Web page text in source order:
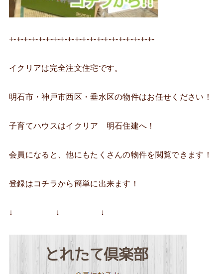
+-+-+-+-+-+-+-+-+-+-+-+-+-+-+-+-+-+-+-+-
イクリアは完全注文住宅です。
明石市・神戸市西区・垂水区の物件はお任せください！
子育てハウスはイクリア 明石住建へ！
会員になると、他にもたくさんの物件を閲覧できます！
登録はコチラから簡単に出来ます！
↓ ↓ ↓